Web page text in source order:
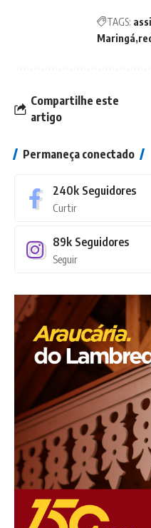
TAGS:
Maringá
Compartilhe este
artigo
Permaneça conectado
240k Seguidores
Curtir
89k Seguidores
Seguir